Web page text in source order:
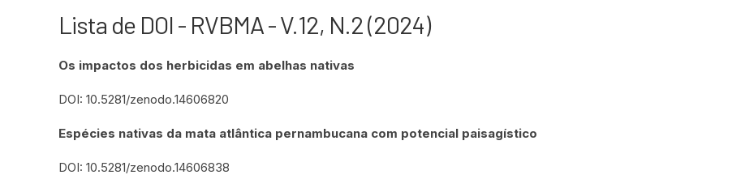
Lista de DOI - RVBMA - V.12, N.2 (2024)
Os impactos dos herbicidas em abelhas nativas
DOI: 10.5281/zenodo.14606820
Espécies nativas da mata atlântica pernambucana com potencial paisagístico
DOI: 10.5281/zenodo.14606838